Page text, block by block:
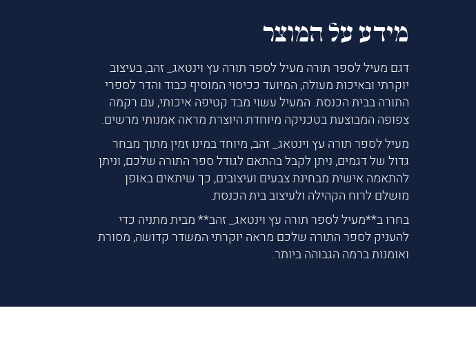
מידע על המוצר
דגם מעיל לספר תורה מעיל לספר תורה עץ וינטאג_ זהב, בעיצוב
יוקרתי ובאיכות מעולה, המיועד ככיסוי המוסיף כבוד והדר לספרי
התורה בבית הכנסת. המעיל עשוי מבד קטיפה איכותי, עם רקמה
צפופה המבוצעת בטכניקה מיוחדת היוצרת מראה אמנותי מרשים.
מעיל לספר תורה עץ וינטאג_ זהב, מיוחד במינו זמין מתוך מבחר
גדול של דגמים, ניתן לקבל בהתאם לגודל ספר התורה שלכם, וניתן
להתאמה אישית מבחינת צבעים ועיצובים, כך שיתאים באופן
מושלם לרוח הקהילה ולעיצוב בית הכנסת.
בחרו ב**מעיל לספר תורה עץ וינטאג_ זהב** מבית מתניה כדי
להעניק לספר התורה שלכם מראה יוקרתי המשדר קדושה, מסורת
ואומנות ברמה הגבוהה ביותר.